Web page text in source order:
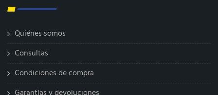
Quiénes somos
Consultas
Condiciones de compra